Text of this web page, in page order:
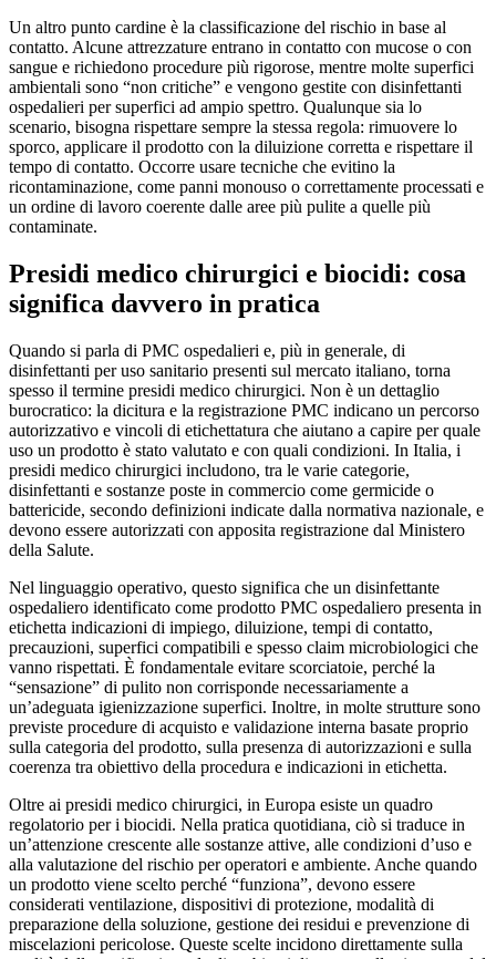
Un altro punto cardine è la classificazione del rischio in base al
contatto. Alcune attrezzature entrano in contatto con mucose o con
sangue e richiedono procedure più rigorose, mentre molte superfici
ambientali sono “non critiche” e vengono gestite con disinfettanti
ospedalieri per superfici ad ampio spettro. Qualunque sia lo
scenario, bisogna rispettare sempre la stessa regola: rimuovere lo
sporco, applicare il prodotto con la diluizione corretta e rispettare il
tempo di contatto. Occorre usare tecniche che evitino la
ricontaminazione, come panni monouso o correttamente processati e
un ordine di lavoro coerente dalle aree più pulite a quelle più
contaminate.
Presidi medico chirurgici e biocidi: cosa
significa davvero in pratica
Quando si parla di PMC ospedalieri e, più in generale, di
disinfettanti per uso sanitario presenti sul mercato italiano, torna
spesso il termine presidi medico chirurgici. Non è un dettaglio
burocratico: la dicitura e la registrazione PMC indicano un percorso
autorizzativo e vincoli di etichettatura che aiutano a capire per quale
uso un prodotto è stato valutato e con quali condizioni. In Italia, i
presidi medico chirurgici includono, tra le varie categorie,
disinfettanti e sostanze poste in commercio come germicide o
battericide, secondo definizioni indicate dalla normativa nazionale, e
devono essere autorizzati con apposita registrazione dal Ministero
della Salute.
Nel linguaggio operativo, questo significa che un disinfettante
ospedaliero identificato come prodotto PMC ospedaliero presenta in
etichetta indicazioni di impiego, diluizione, tempi di contatto,
precauzioni, superfici compatibili e spesso claim microbiologici che
vanno rispettati. È fondamentale evitare scorciatoie, perché la
“sensazione” di pulito non corrisponde necessariamente a
un’adeguata igienizzazione superfici. Inoltre, in molte strutture sono
previste procedure di acquisto e validazione interna basate proprio
sulla categoria del prodotto, sulla presenza di autorizzazioni e sulla
coerenza tra obiettivo della procedura e indicazioni in etichetta.
Oltre ai presidi medico chirurgici, in Europa esiste un quadro
regolatorio per i biocidi. Nella pratica quotidiana, ciò si traduce in
un’attenzione crescente alle sostanze attive, alle condizioni d’uso e
alla valutazione del rischio per operatori e ambiente. Anche quando
un prodotto viene scelto perché “funziona”, devono essere
considerati ventilazione, dispositivi di protezione, modalità di
preparazione della soluzione, gestione dei residui e prevenzione di
miscelazioni pericolose. Queste scelte incidono direttamente sulla